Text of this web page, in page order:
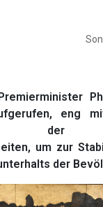
eng
der
um zur
der